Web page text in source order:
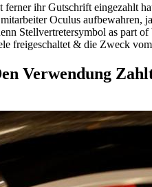
ihr Gutschrift eingezahlt
Oculus aufbewahren,
Stellvertretersymbol as part
freigeschaltet & die Zweck
Verwendung